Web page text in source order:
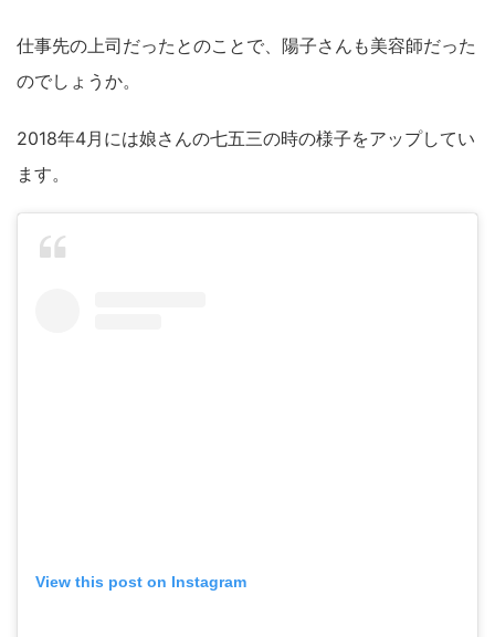
仕事先の上司だったとのことで、陽子さんも美容師だった
のでしょうか。
2018年4月には娘さんの七五三の時の様子をアップしてい
ます。
View this post on Instagram